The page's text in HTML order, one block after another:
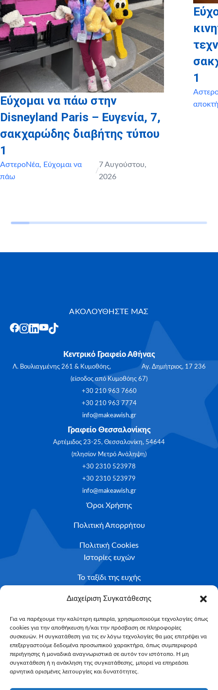
Διαχείριση Συγκατάθεσης
Για να παρέχουμε την καλύτερη εμπειρία, χρησιμοποιούμε τεχνολογίες όπως
cookies για την αποθήκευση ή/και την πρόσβαση σε πληροφορίες
συσκευών. Η συγκατάθεση για τις εν λόγω τεχνολογίες θα μας επιτρέψει να
επεξεργαστούμε δεδομένα προσωπικού χαρακτήρα, όπως συμπεριφορά
περιήγησης ή μοναδικά αναγνωριστικά σε αυτόν τον ιστότοπο. Η μη
συγκατάθεση ή η ανάκληση της συγκατάθεσης, μπορεί να επηρεάσει
αρνητικά ορισμένες λειτουργίες και δυνατότητες.
Εύχομαι να πάω στην
Disneyland Paris – Ευγενία, 7,
σακχαρώδης διαβήτης τύπου
1
ΑστεροΝέα, Εύχομαι να
πάω
/
7 Αυγούστου,
2026
1
ΑΚΟΛΟΥΘΗΣΤΕ ΜΑΣ
Κεντρικό Γραφείο Αθήνας
Λ. Βουλιαγμένης 261 & Κυμοθόης, Αγ. Δημήτριος, 17 236
(είσοδος από Κυμοθόης 67)
+30 210 963 7660
+30 210 963 7774
info@makeawish.gr
Γραφείο Θεσσαλονίκης
Αρτέμιδος 23-25, Θεσσαλονίκη, 54644
(πλησίον Μετρό Ανάληψη)
+30 2310 523978
+30 2310 523979
info@makeawish.gr
Όροι Χρήσης
Πολιτική Απορρήτου
Πολιτική Cookies
Ιστορίες ευχών
Το ταξίδι της ευχής
Κριτήρια Καταλληλότητας
Υποβολή Αιτήματος
NEWSLETTER
Email*